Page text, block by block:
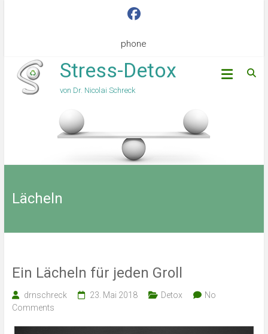
phone
Stress-Detox
von Dr. Nicolai Schreck
Lächeln
Ein Lächeln für jeden Groll
drnschreck 23. Mai 2018 Detox
No
Comments